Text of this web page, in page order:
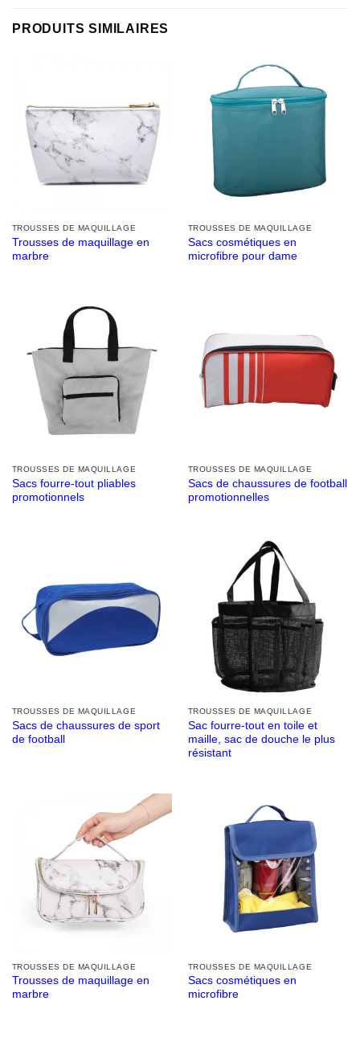
PRODUITS SIMILAIRES
TROUSSES DE MAQUILLAGE
Trousses de maquillage en
marbre
TROUSSES DE MAQUILLAGE
Sacs cosmétiques en
microfibre pour dame
TROUSSES DE MAQUILLAGE
Sacs fourre-tout pliables
promotionnels
TROUSSES DE MAQUILLAGE
Sacs de chaussures de football
promotionnelles
TROUSSES DE MAQUILLAGE
Sacs de chaussures de sport
de football
TROUSSES DE MAQUILLAGE
Sac fourre-tout en toile et
maille, sac de douche le plus
résistant
TROUSSES DE MAQUILLAGE
Trousses de maquillage en
marbre
TROUSSES DE MAQUILLAGE
Sacs cosmétiques en
microfibre